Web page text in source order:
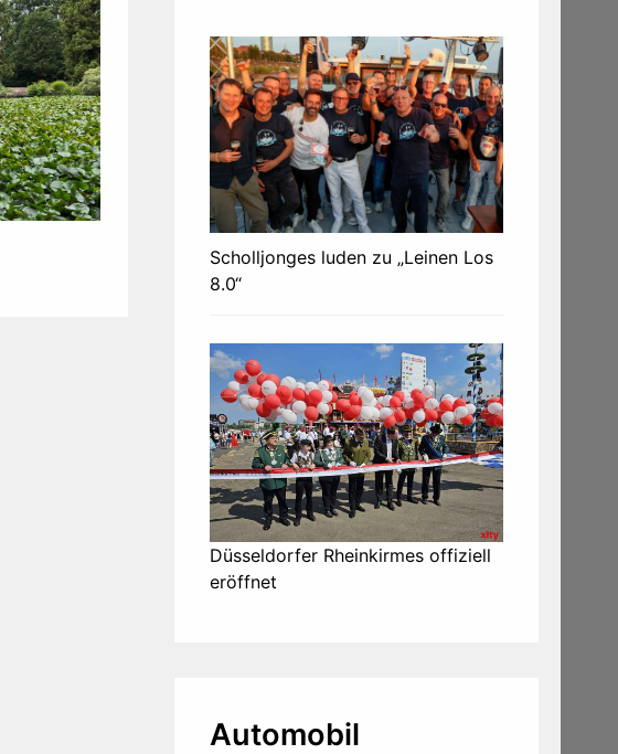
Scholljonges luden zu „Leinen Los
8.0“
Düsseldorfer Rheinkirmes offiziell
eröffnet
Automobil